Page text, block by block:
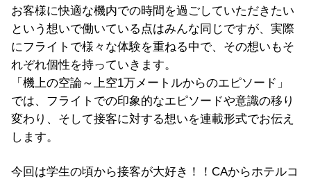
お客様に快適な機内での時間を過ごしていただきたい
という想いで働いている点はみんな同じですが、実際
にフライトで様々な体験を重ねる中で、その想いもそ
れぞれ個性を持っていきます。
「機上の空論～上空1万メートルからのエピソード」
では、フライトでの印象的なエピソードや意識の移り
変わり、そして接客に対する想いを連載形式でお伝え
します。
今回は学生の頃から接客が大好き！！CAからホテルコ